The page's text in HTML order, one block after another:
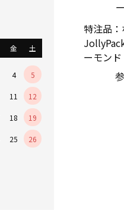
特注品：
ーモンド
金 土
4 5
11 12
18 19
25 26